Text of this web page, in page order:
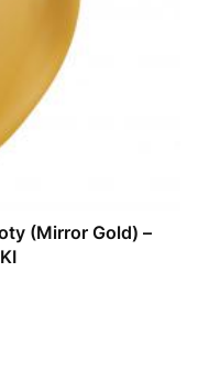
(Mirror Gold) –